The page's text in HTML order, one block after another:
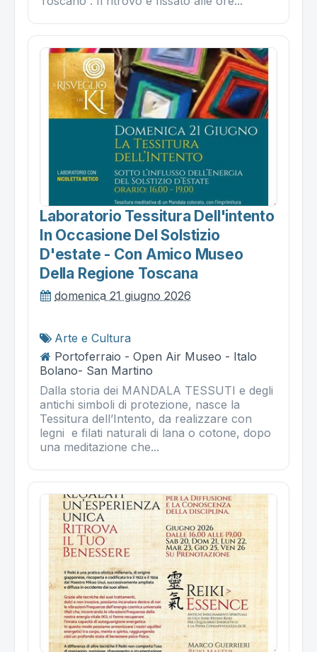
Laboratorio Tessitura Dell'intento
In Occasione Del Solstizio
D'estate - Con Amico Museo
Della Regione Toscana
domenica 21 giugno 2026
Arte e Cultura
Portoferraio - Open Air Museo - Italo
Bolano- San Martino
Dalla storia dei MANDALA TESSUTI e degli
antichi simboli di protezione, nasce la
Tessitura dell’Intento, da realizzare con
legni e filati naturali di lana o cotone, dopo
una meditazione che...